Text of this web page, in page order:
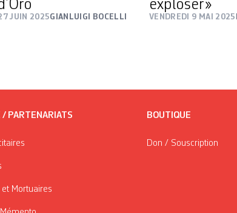
JUIN 2025GIANLUIGI BOCELLI
exploser »
VENDREDI 9 MAI 2025
PARTENARIATS
Mortuaires
BOUTIQUE
Don / Souscription